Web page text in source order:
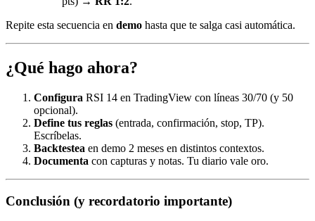
Repite esta secuencia en demo hasta que te salga casi automática.
¿Qué hago ahora?
Configura RSI 14 en TradingView con líneas 30/70 (y 50
opcional).
Define tus reglas (entrada, confirmación, stop, TP).
Escríbelas.
Backtestea en demo 2 meses en distintos contextos.
Documenta con capturas y notas. Tu diario vale oro.
Conclusión (y recordatorio importante)